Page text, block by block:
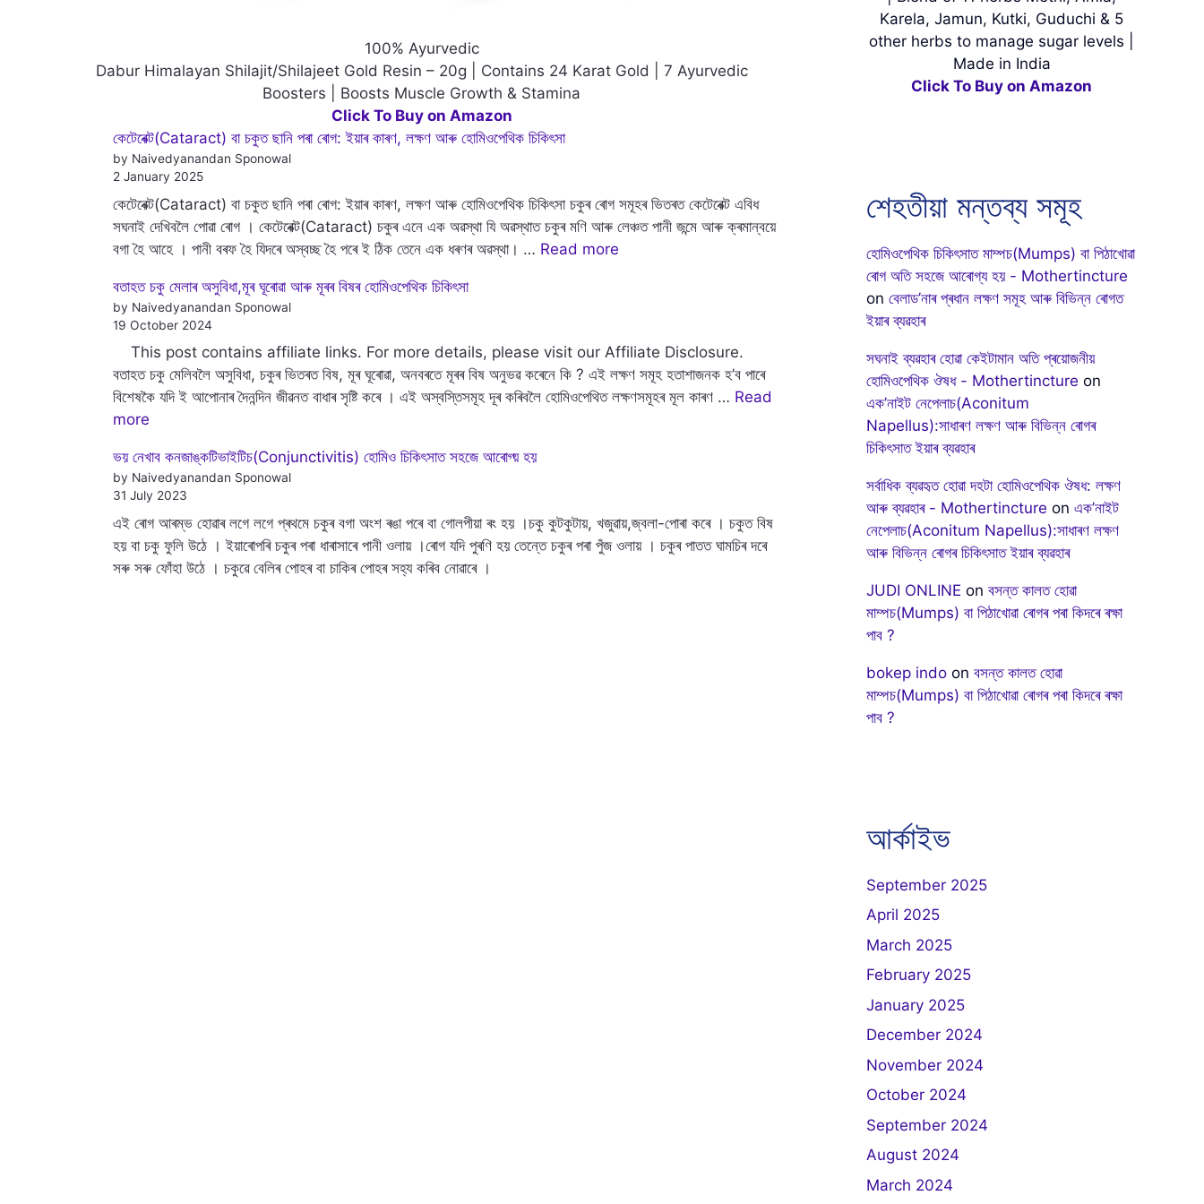
100% Ayurvedic
Dabur Himalayan Shilajit/Shilajeet Gold Resin – 20g | Contains 24 Karat Gold | 7 Ayurvedic
Boosters | Boosts Muscle Growth & Stamina
Click To Buy on Amazon
কেটেৰেক্ট(Cataract) বা চকুত ছানি পৰা ৰোগ: ইয়াৰ কাৰণ, লক্ষণ আৰু হোমিওপেথিক চিকিৎসা
by Naivedyanandan Sponowal
2 January 2025
কেটেৰেক্ট(Cataract) বা চকুত ছানি পৰা ৰোগ: ইয়াৰ কাৰণ, লক্ষণ আৰু হোমিওপেথিক চিকিৎসা চকুৰ ৰোগ সমূহৰ ভিতৰত কেটেৰেক্ট এবিধ
সঘনাই দেখিবলৈ পোৱা ৰোগ । কেটেৰেক্ট(Cataract) চকুৰ এনে এক অৱস্থা যি অৱস্থাত চকুৰ মণি আৰু লেঞ্চত পানী জন্মে আৰু ক্ৰমান্বয়ে
বগা হৈ আহে । পানী বৰফ হৈ যিদৰে অস্বচ্ছ হৈ পৰে ই ঠিক তেনে এক ধৰণৰ অৱস্থা। … Read more
বতাহত চকু মেলাৰ অসুবিধা,মূৰ ঘূৰোৱা আৰু মূৰৰ বিষৰ হোমিওপেথিক চিকিৎসা
by Naivedyanandan Sponowal
19 October 2024
This post contains affiliate links. For more details, please visit our Affiliate Disclosure.
বতাহত চকু মেলিবলৈ অসুবিধা, চকুৰ ভিতৰত বিষ, মূৰ ঘূৰোৱা, অনবৰতে মূৰৰ বিষ অনুভৱ কৰেনে কি ? এই লক্ষণ সমূহ হতাশাজনক হ’ব পাৰে
বিশেষকৈ যদি ই আপোনাৰ দৈনন্দিন জীৱনত বাধাৰ সৃষ্টি কৰে । এই অস্বস্তিসমূহ দূৰ কৰিবলৈ হোমিওপেথিত লক্ষণসমূহৰ মূল কাৰণ … Read
more
ভয় নেখাব কনজাঙ্কটিভাইটিচ(Conjunctivitis) হোমিও চিকিৎসাত সহজে আৰোগ্য় হয়
by Naivedyanandan Sponowal
31 July 2023
এই ৰোগ আৰম্ভ হোৱাৰ লগে লগে প্ৰথমে চকুৰ বগা অংশ ৰঙা পৰে বা গোলপীয়া ৰং হয় ।চকু কুটকুটায়, খজুৱায়,জ্বলা-পোৰা কৰে । চকুত বিষ
হয় বা চকু ফুলি উঠে । ইয়াৰোপৰি চকুৰ পৰা ধাৰাসাৰে পানী ওলায় ।ৰোগ যদি পুৰণি হয় তেন্তে চকুৰ পৰা পুঁজ ওলায় । চকুৰ পাতত ঘামচিৰ দৰে
সৰু সৰু ফোঁহা উঠে । চকুৱে বেলিৰ পোহৰ বা চাকিৰ পোহৰ সহ্য কৰিব নোৱাৰে ।
Karela, Jamun, Kutki, Guduchi & 5
other herbs to manage sugar levels |
Made in India
Click To Buy on Amazon
শেহতীয়া মন্তব্য সমূহ
হোমিওপেথিক চিকিৎসাত মাম্পচ(Mumps) বা পিঠাখোৱা
ৰোগ অতি সহজে আৰোগ্য হয় - Mothertincture
on বেলাড’নাৰ প্ৰধান লক্ষণ সমূহ আৰু বিভিন্ন ৰোগত
ইয়াৰ ব্যৱহাৰ
সঘনাই ব্যৱহাৰ হোৱা কেইটামান অতি প্ৰয়োজনীয়
হোমিওপেথিক ঔষধ - Mothertincture on
এক’নাইট নেপেলাচ(Aconitum
Napellus):সাধাৰণ লক্ষণ আৰু বিভিন্ন ৰোগৰ
চিকিৎসাত ইয়াৰ ব্যৱহাৰ
সৰ্বাধিক ব্যৱহৃত হোৱা দহটা হোমিওপেথিক ঔষধ: লক্ষণ
আৰু ব্যৱহাৰ - Mothertincture on এক’নাইট
নেপেলাচ(Aconitum Napellus):সাধাৰণ লক্ষণ
আৰু বিভিন্ন ৰোগৰ চিকিৎসাত ইয়াৰ ব্যৱহাৰ
JUDI ONLINE on বসন্ত কালত হোৱা
মাম্পচ(Mumps) বা পিঠাখোৱা ৰোগৰ পৰা কিদৰে ৰক্ষা
পাব ?
bokep indo on বসন্ত কালত হোৱা
মাম্পচ(Mumps) বা পিঠাখোৱা ৰোগৰ পৰা কিদৰে ৰক্ষা
পাব ?
আৰ্কাইভ
September 2025
April 2025
March 2025
February 2025
January 2025
December 2024
November 2024
October 2024
September 2024
August 2024
March 2024